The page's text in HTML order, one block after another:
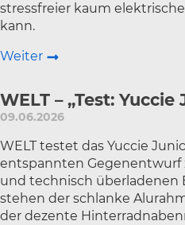
stressfreier kaum
kann.
Weiter
WELT – „Test:
09.06.2026
WELT testet das Yuccie
entspannten
und technisch überladenen
stehen der schlanke
der dezente